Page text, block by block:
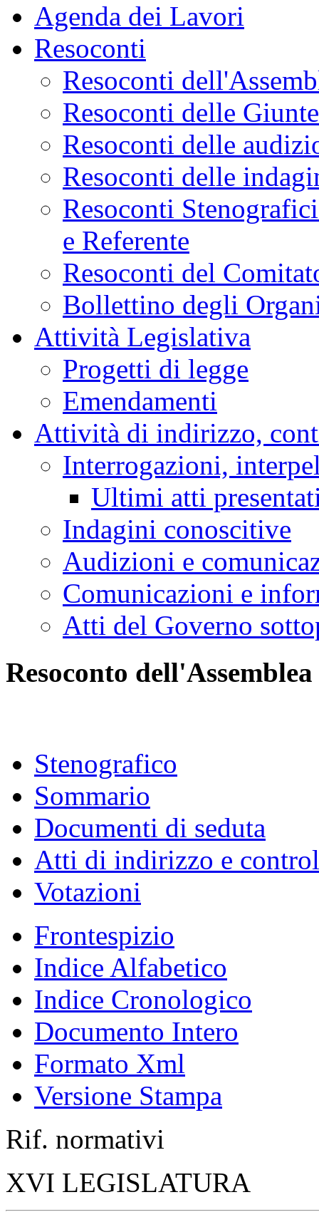
Agenda dei Lavori
Resoconti
Resoconti
Resoconti delle
Resoconti delle
Resoconti delle
Resoconti
e Referente
Resoconti del
Bollettino degli
Attività Legislativa
Progetti di legge
Emendamenti
Attività di indirizzo,
Interrogazioni,
Ultimi atti
Indagini conoscitive
Audizioni e
Comunicazioni e
Atti del Governo
Resoconto dell'Assemblea
Stenografico
Sommario
Documenti di seduta
Atti di indirizzo e
Votazioni
Frontespizio
Indice Alfabetico
Indice Cronologico
Documento Intero
Formato Xml
Versione Stampa
Rif. normativi
XVI LEGISLATURA